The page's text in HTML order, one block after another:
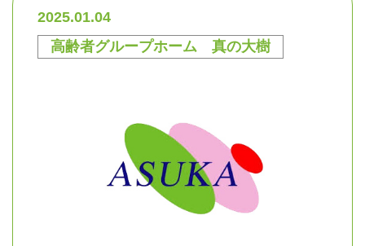
2025.01.04
高齢者グループホーム 真の大樹